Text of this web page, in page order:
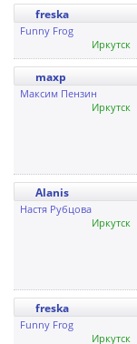
freska
Funny Frog
Иркутск
maxp
Максим Пензин
Иркутск
Alanis
Настя Рубцова
Иркутск
freska
Funny Frog
Иркутск